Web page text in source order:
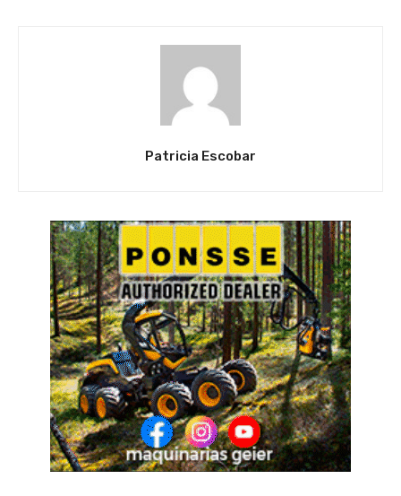
Patricia Escobar